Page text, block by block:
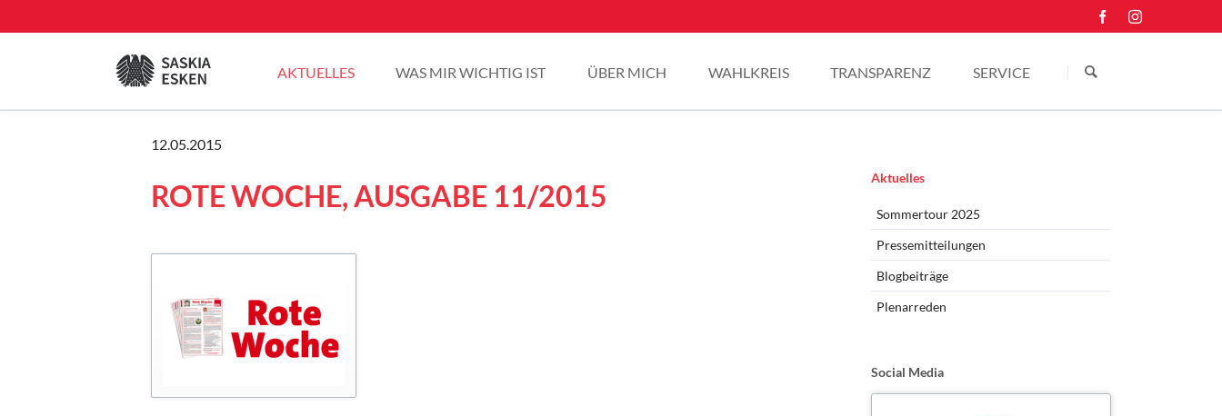
überspringen
AKTUELLES
Blogbeiträge
WAS MIR WICHTIG IST ÜBER MICH WAHLKREIS TRANSPARENZ SERVICE
12.05.2015
ROTE WOCHE, AUSGABE 11/2015
Navigation
Aktuelles
Sommertour 2025
Pressemitteilungen
Blogbeiträge
Plenarreden
Social Media